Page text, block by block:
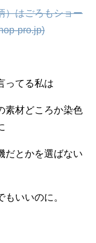
）はごろもショー
pro.jp)
ってる私は
素材どころか染色
だとかを選ばない
いいのに。